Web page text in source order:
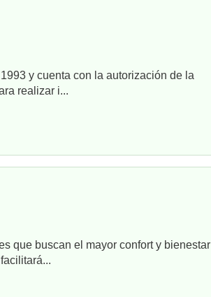
y cuenta con la autorización de la
realizar i...
que buscan el mayor confort y bienestar